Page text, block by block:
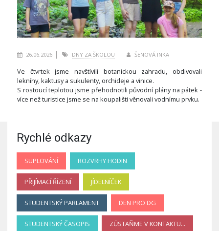
26.06.2026 DNY ZA ŠKOLOU ŠENOVÁ INKA
Ve čtvrtek jsme navštívili botanickou zahradu, obdivovali
lekníny, kaktusy a sukulenty, orchideje a vinice.
S rostoucí teplotou jsme přehodnotili původní plány na pátek -
více než turistice jsme se na koupališti věnovali vodnímu prvku.
Rychlé odkazy
SUPLOVÁNÍ ROZVRHY HODIN
PŘIJÍMACÍ ŘÍZENÍ JÍDELNÍČEK
STUDENTSKÝ PARLAMENT DEN PRO DG
STUDENTSKÝ ČASOPIS ZŮSTAŇME V KONTAKTU...